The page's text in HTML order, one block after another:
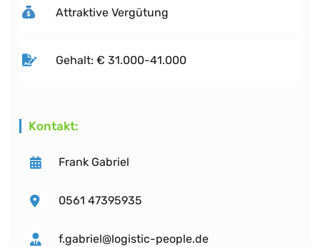
Attraktive Vergütung
Gehalt: € 31.000-41.000
Kontakt:
Frank Gabriel
0561 47395935
f.gabriel@logistic-people.de